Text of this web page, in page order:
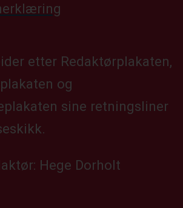
etter Redaktørplakaten,
og
sine retningsliner
Hege Dorholt